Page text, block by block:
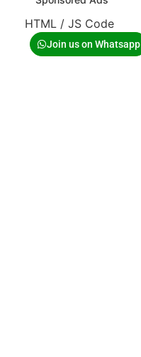
HTML / JS Code
Join us on Whatsapp